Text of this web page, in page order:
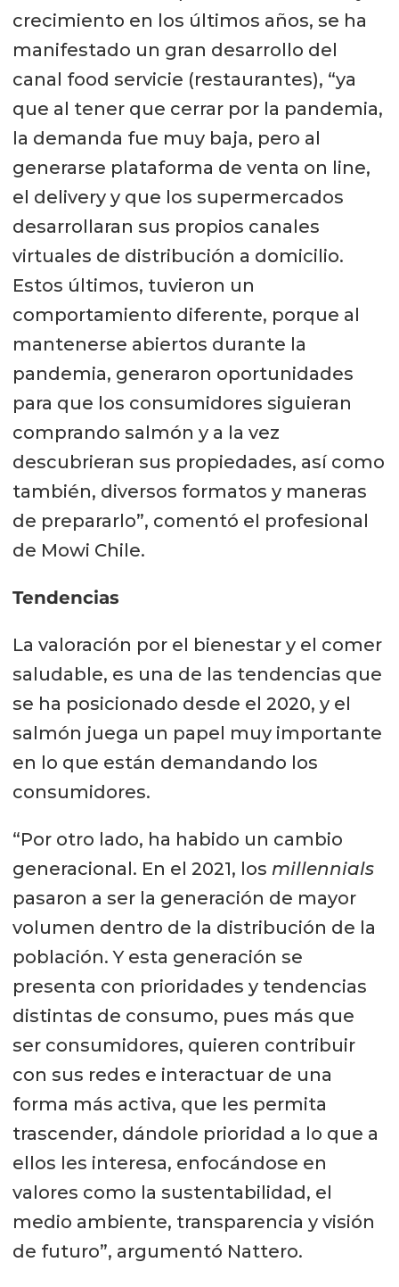
mundo y generan incertidumbre.
Pero son variables que no podemos
manejar y con las que tenemos que
aprender a convivir y acomodar el
modelo de negocio. Por ello hay que
ver el vaso ‘medio lleno’. El salmón
es un producto que tiene un
tremendo potencial.
Históricamente, la oferta de salmón
crece entre un 3 y 4% anualmente y
la demanda, entre un 6 y 8%, sin
embargo, la demanda el 2021
presentó un crecimiento de un 9%”,
planteó el profesional de Mowi Chile.
Las oportunidades, a su juicio, son
ser una industria que está enfocada
y convencida de hacer todo lo
posible por tener una producción
eficiente y sustentable. “El salmón
es conocido por ser un super
características nutritivas. Es un
producto versátil. Además, se
produce en línea con todas las
variables que las nuevas
generaciones de consumidores
están demandando. Por lo tanto,
nuestro modelo de negocio a los
nuevos hábitos y necesidades,
cómo construimos confianza y
transparencia con esos
consumidores que son más
exigentes. Tenemos que diversificar
nuestra oferta y buscar nuevas
instancias de consumo como
desayuno, almuerzo, cena,
aperitivos, ocasiones especiales,
etc”.
El consumo de salmón en Estados
Unidos el 2015 era de 1,4 kg per
cápita. “Sin embargo, el 2021 el
crecimiento en los últimos años, se ha
manifestado un gran desarrollo del
canal food servicie (restaurantes), “ya
que al tener que cerrar por la pandemia,
la demanda fue muy baja, pero al
generarse plataforma de venta on line,
el delivery y que los supermercados
desarrollaran sus propios canales
virtuales de distribución a domicilio.
Estos últimos, tuvieron un
comportamiento diferente, porque al
mantenerse abiertos durante la
pandemia, generaron oportunidades
para que los consumidores siguieran
comprando salmón y a la vez
descubrieran sus propiedades, así como
también, diversos formatos y maneras
de prepararlo”, comentó el profesional
de Mowi Chile.
Tendencias
La valoración por el bienestar y el comer
saludable, es una de las tendencias que
se ha posicionado desde el 2020, y el
salmón juega un papel muy importante
en lo que están demandando los
consumidores.
“Por otro lado, ha habido un cambio
generacional. En el 2021, los millennials
pasaron a ser la generación de mayor
volumen dentro de la distribución de la
población. Y esta generación se
presenta con prioridades y tendencias
distintas de consumo, pues más que
ser consumidores, quieren contribuir
con sus redes e interactuar de una
forma más activa, que les permita
trascender, dándole prioridad a lo que a
ellos les interesa, enfocándose en
valores como la sustentabilidad, el
medio ambiente, transparencia y visión
de futuro”, argumentó Nattero.